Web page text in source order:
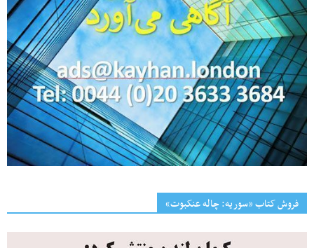
فروش کتاب «سوریه: چاله عنکبوت»